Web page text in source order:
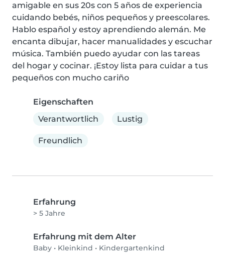
amigable en sus 20s con 5 años de experiencia
cuidando bebés, niños pequeños y preescolares.
Hablo español y estoy aprendiendo alemán. Me
encanta dibujar, hacer manualidades y escuchar
música. También puedo ayudar con las tareas
del hogar y cocinar. ¡Estoy lista para cuidar a tus
pequeños con mucho cariño
Eigenschaften
Verantwortlich
Lustig
Freundlich
Erfahrung
> 5 Jahre
Erfahrung mit dem Alter
Baby • Kleinkind • Kindergartenkind